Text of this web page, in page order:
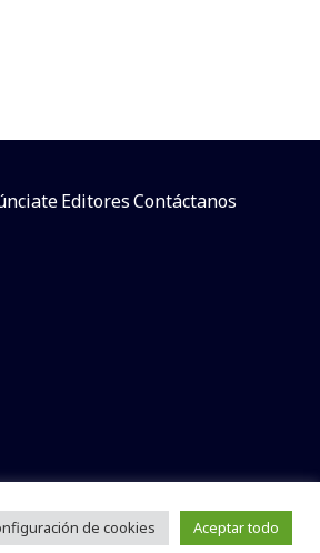
EditoresContáctanos
a la fuente.
de cookies Aceptar todo